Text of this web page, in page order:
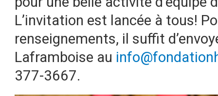
L’invitation est lancée à tous!
renseignements, il suffit
Laframboise au
377-3667.